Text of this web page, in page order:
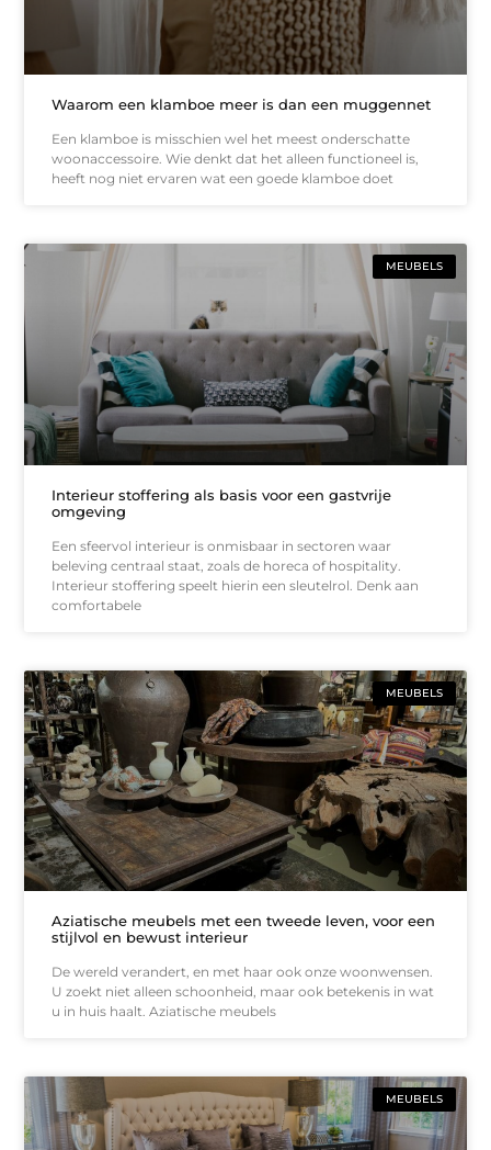
Waarom een klamboe meer is dan een muggennet
Een klamboe is misschien wel het meest onderschatte
woonaccessoire. Wie denkt dat het alleen functioneel is,
heeft nog niet ervaren wat een goede klamboe doet
MEUBELS
Interieur stoffering als basis voor een gastvrije
omgeving
Een sfeervol interieur is onmisbaar in sectoren waar
beleving centraal staat, zoals de horeca of hospitality.
Interieur stoffering speelt hierin een sleutelrol. Denk aan
comfortabele
MEUBELS
Aziatische meubels met een tweede leven, voor een
stijlvol en bewust interieur
De wereld verandert, en met haar ook onze woonwensen.
U zoekt niet alleen schoonheid, maar ook betekenis in wat
u in huis haalt. Aziatische meubels
MEUBELS